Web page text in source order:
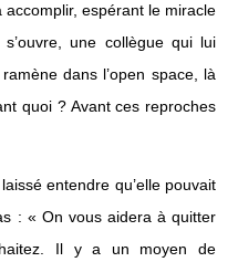
espérant le miracle
une collègue qui lui
dans l’open space, là
quoi ? Avant ces reproches
entendre qu’elle pouvait
: « On vous aidera à quitter
Il y a un moyen de